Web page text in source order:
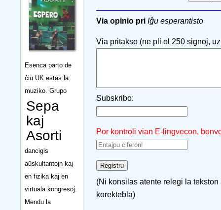
Esenca parto de
ĉiu UK estas la
muziko. Grupo
Sepa
kaj
Asorti
dancigis
aŭskultantojn kaj
en fizika kaj en
virtuala kongresoj.
Mendu la
Via opinio pri Iĝu esperantisto
Via pritakso (ne pli ol 250 signoj,
Subskribo:
Por kontroli vian E-lingvecon,
(Ni konsilas atente relegi la
korektebla)